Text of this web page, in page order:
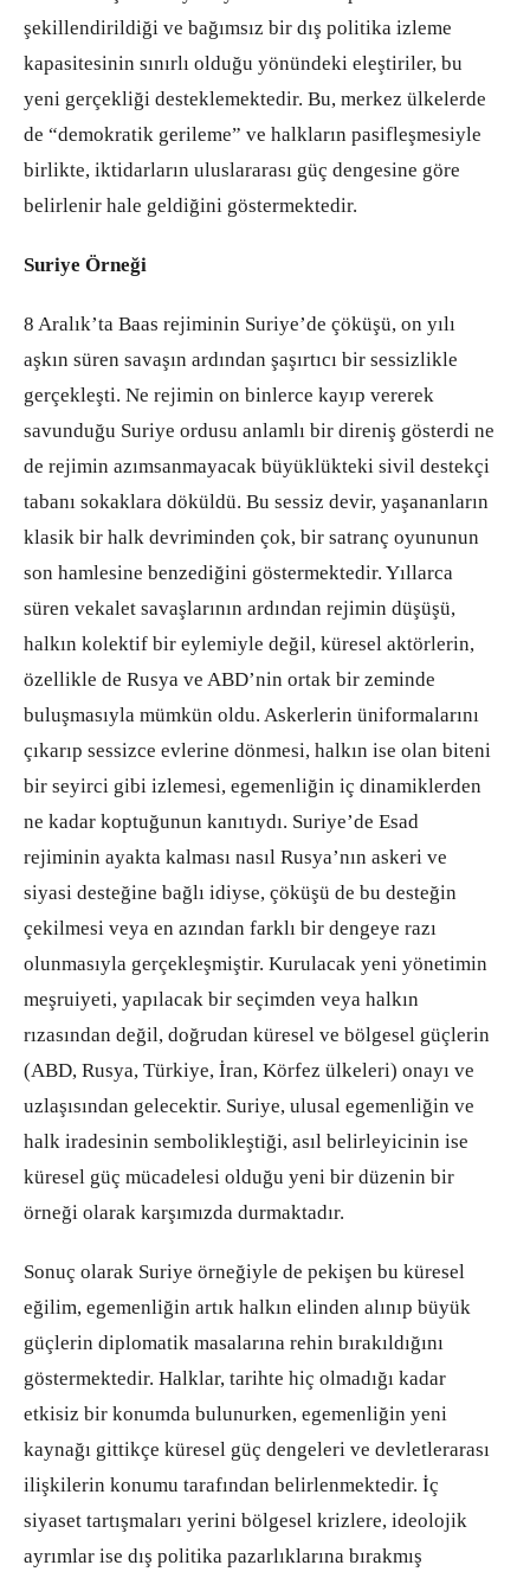
şekillendirildiği ve bağımsız bir dış politika izleme
kapasitesinin sınırlı olduğu yönündeki eleştiriler, bu
yeni gerçekliği desteklemektedir. Bu, merkez ülkelerde
de “demokratik gerileme” ve halkların pasifleşmesiyle
birlikte, iktidarların uluslararası güç dengesine göre
belirlenir hale geldiğini göstermektedir.
Suriye Örneği
8 Aralık’ta Baas rejiminin Suriye’de çöküşü, on yılı
aşkın süren savaşın ardından şaşırtıcı bir sessizlikle
gerçekleşti. Ne rejimin on binlerce kayıp vererek
savunduğu Suriye ordusu anlamlı bir direniş gösterdi ne
de rejimin azımsanmayacak büyüklükteki sivil destekçi
tabanı sokaklara döküldü. Bu sessiz devir, yaşananların
klasik bir halk devriminden çok, bir satranç oyununun
son hamlesine benzediğini göstermektedir. Yıllarca
süren vekalet savaşlarının ardından rejimin düşüşü,
halkın kolektif bir eylemiyle değil, küresel aktörlerin,
özellikle de Rusya ve ABD’nin ortak bir zeminde
buluşmasıyla mümkün oldu. Askerlerin üniformalarını
çıkarıp sessizce evlerine dönmesi, halkın ise olan biteni
bir seyirci gibi izlemesi, egemenliğin iç dinamiklerden
ne kadar koptuğunun kanıtıydı. Suriye’de Esad
rejiminin ayakta kalması nasıl Rusya’nın askeri ve
siyasi desteğine bağlı idiyse, çöküşü de bu desteğin
çekilmesi veya en azından farklı bir dengeye razı
olunmasıyla gerçekleşmiştir. Kurulacak yeni yönetimin
meşruiyeti, yapılacak bir seçimden veya halkın
rızasından değil, doğrudan küresel ve bölgesel güçlerin
(ABD, Rusya, Türkiye, İran, Körfez ülkeleri) onayı ve
uzlaşısından gelecektir. Suriye, ulusal egemenliğin ve
halk iradesinin sembolikleştiği, asıl belirleyicinin ise
küresel güç mücadelesi olduğu yeni bir düzenin bir
örneği olarak karşımızda durmaktadır.
Sonuç olarak Suriye örneğiyle de pekişen bu küresel
eğilim, egemenliğin artık halkın elinden alınıp büyük
güçlerin diplomatik masalarına rehin bırakıldığını
göstermektedir. Halklar, tarihte hiç olmadığı kadar
etkisiz bir konumda bulunurken, egemenliğin yeni
kaynağı gittikçe küresel güç dengeleri ve devletlerarası
ilişkilerin konumu tarafından belirlenmektedir. İç
siyaset tartışmaları yerini bölgesel krizlere, ideolojik
ayrımlar ise dış politika pazarlıklarına bırakmış